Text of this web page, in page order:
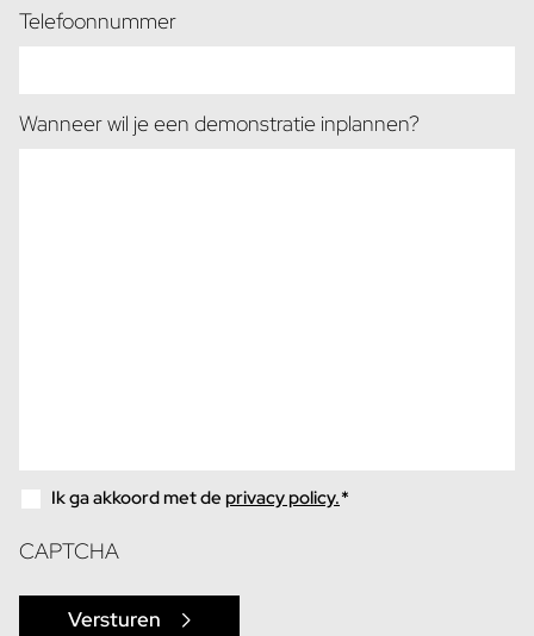
Telefoonnummer
Wanneer wil je een demonstratie inplannen?
Ik ga akkoord met de privacy policy.*
CAPTCHA
Versturen